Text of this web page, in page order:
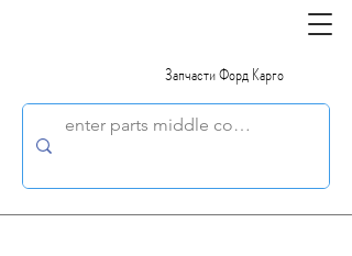
Запчасти Форд Карго